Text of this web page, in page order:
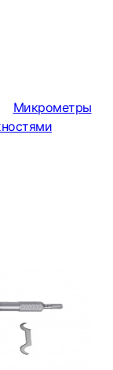
Микрометры